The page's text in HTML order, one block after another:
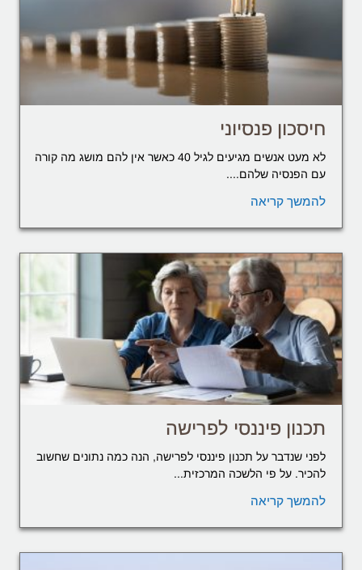
חיסכון פנסיוני
לא מעט אנשים מגיעים לגיל 40 כאשר אין להם מושג מה קורה
עם הפנסיה שלהם....
להמשך קריאה
תכנון פיננסי לפרישה
לפני שנדבר על תכנון פיננסי לפרישה, הנה כמה נתונים שחשוב
להכיר. על פי הלשכה המרכזית...
להמשך קריאה